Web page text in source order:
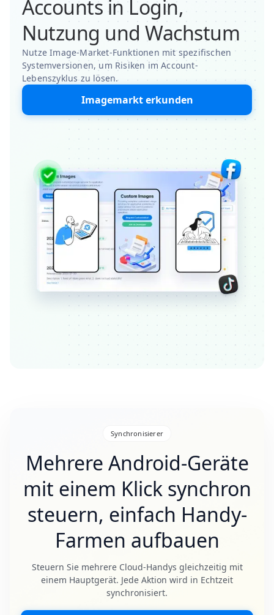
Accounts in Login,
Nutzung und Wachstum
Nutze Image-Market-Funktionen mit spezifischen
Systemversionen, um Risiken im Account-
Lebenszyklus zu lösen.
Imagemarkt erkunden
Synchronisierer
Mehrere Android-Geräte
mit einem Klick synchron
steuern, einfach Handy-
Farmen aufbauen
Steuern Sie mehrere Cloud-Handys gleichzeitig mit
einem Hauptgerät. Jede Aktion wird in Echtzeit
synchronisiert.